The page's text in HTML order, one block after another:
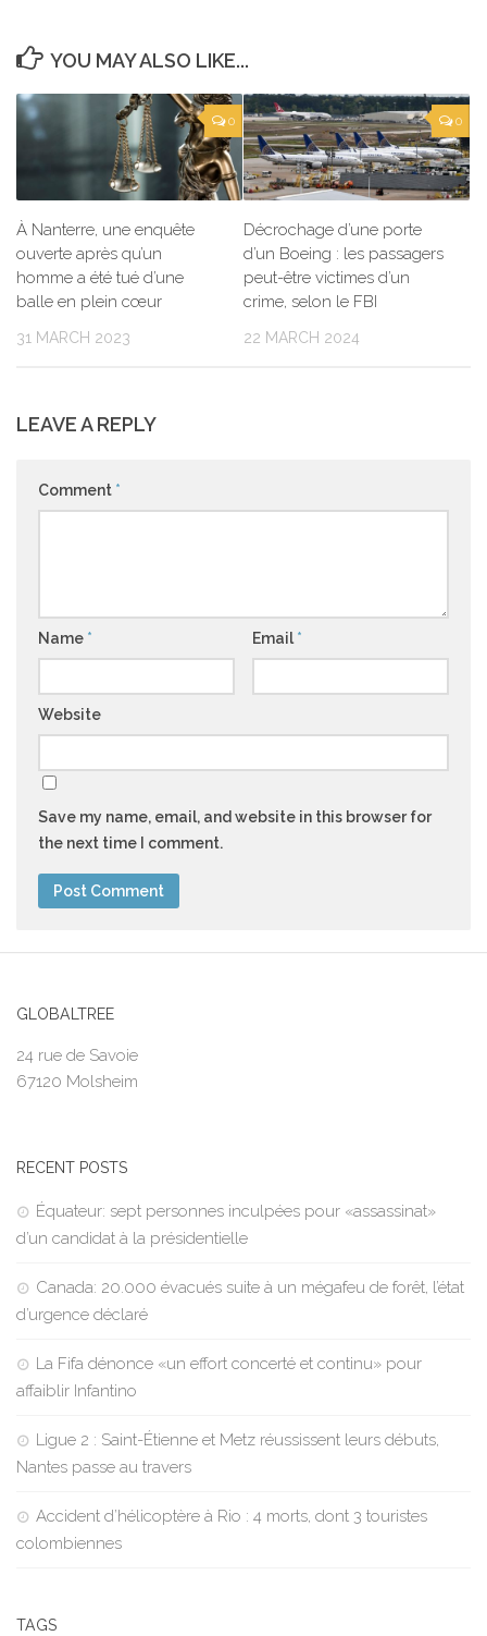
YOU MAY ALSO LIKE...
0
À Nanterre, une enquête
ouverte après qu’un
homme a été tué d’une
balle en plein cœur
31 MARCH 2023
0
Décrochage d’une porte
d’un Boeing : les passagers
peut-être victimes d’un
crime, selon le FBI
22 MARCH 2024
LEAVE A REPLY
Comment *
Name * Email *
Website
Save my name, email, and website in this browser for
the next time I comment.
GLOBALTREE
24 rue de Savoie
67120 Molsheim
RECENT POSTS
Équateur: sept personnes inculpées pour «assassinat»
d’un candidat à la présidentielle
Canada: 20.000 évacués suite à un mégafeu de forêt, l’état
d’urgence déclaré
La Fifa dénonce «un effort concerté et continu» pour
affaiblir Infantino
Ligue 2 : Saint-Étienne et Metz réussissent leurs débuts,
Nantes passe au travers
Accident d’hélicoptère à Rio : 4 morts, dont 3 touristes
colombiennes
TAGS